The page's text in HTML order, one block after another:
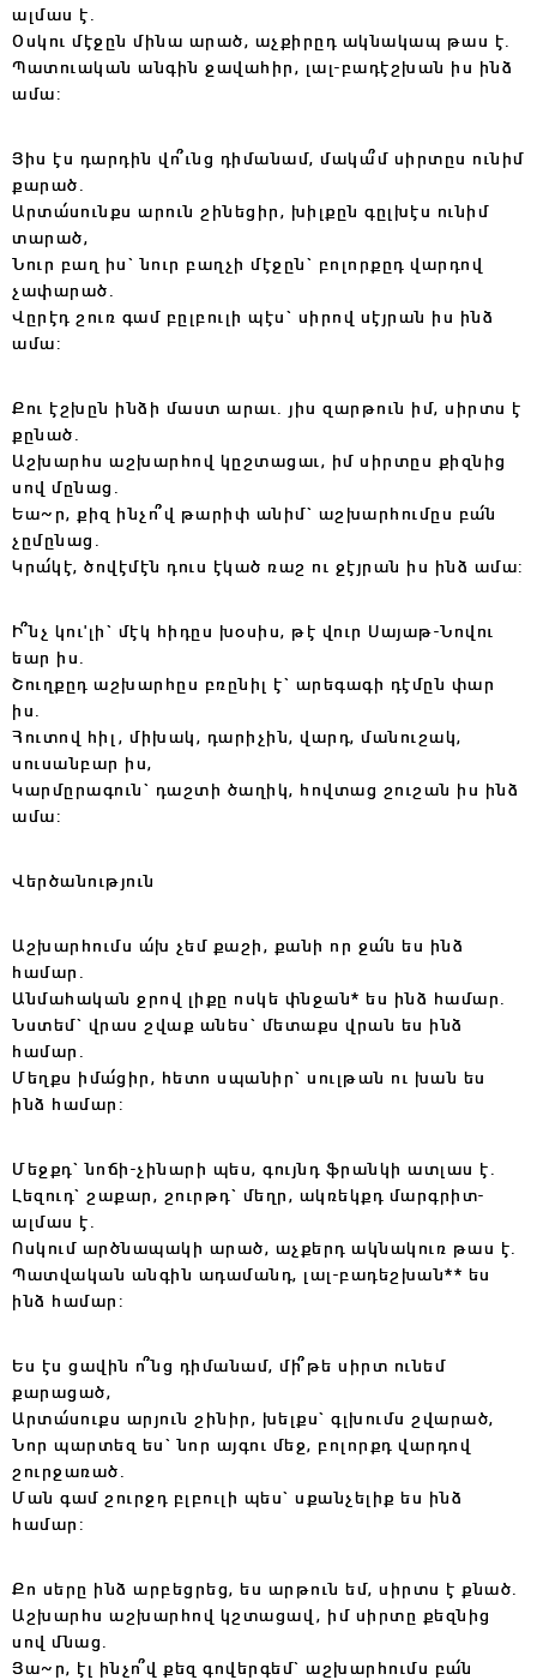
ալմաս է.
Օսկու մէջըն մինա արած, աչքիրըդ ակնակապ թաս է.
Պատուական անգին ջավահիր, լալ-բադէշխան իս ինձ
ամա:
Յիս էս դարդին վո՞ւնց դիմանամ, մակա՞մ սիրտըս ունիմ
քարած.
Արտա՛սունքս արուն շինեցիր, խիլքըն գըլխէս ունիմ
տարած,
Նուր բաղ իս` նուր բաղչի մէջըն` բոլորքըդ վարդով
չափարած.
Վըրէդ շուռ գամ բըլբուլի պէս` սիրով սէյրան իս ինձ
ամա:
Քու էշխըն ինձի մաստ արաւ. յիս զարթուն իմ, սիրտս է
քընած.
Աշխարհս աշխարհով կըշտացաւ, իմ սիրտըս քիզնից
սով մընաց.
Եա~ր, քիզ ինչո՞վ թարիփ անիմ` աշխարհումըս բա՛ն
չըմընաց.
Կրա՛կէ, ծովէմէն դուս էկած ռաշ ու ջէյրան իս ինձ ամա:
Ի՞նչ կու'լի` մէկ հիդըս խօսիս, թէ վուր Սայաթ-Նովու
եար իս.
Շուղքըդ աշխարհըս բռընիլ է` արեգագի դէմըն փար
իս.
Հուտով հիլ, միխակ, դարիչին, վարդ, մանուշակ,
սուսանբար իս,
Կարմըրագուն` դաշտի ծաղիկ, հովտաց շուշան իս ինձ
ամա:
Վերծանություն
Աշխարհումս ա՛խ չեմ քաշի, քանի որ ջա՛ն ես ինձ
համար.
Անմահական ջրով լիքը ոսկե փնջան* ես ինձ համար.
Նստեմ` վրաս շվաք անես` մետաքս վրան ես ինձ
համար.
Մեղքս իմա՛ցիր, հետո սպանիր` սուլթան ու խան ես
ինձ համար:
Մեջքդ` նոճի-չինարի պես, գույնդ ֆրանկի ատլաս է.
Լեզուդ` շաքար, շուրթդ` մեղր, ակռեկքդ մարգրիտ-
ալմաս է.
Ոսկում արծնապակի արած, աչքերդ ակնակուռ թաս է.
Պատվական անգին ադամանդ, լալ-բադեշխան** ես
ինձ համար:
Ես էս ցավին ո՞նց դիմանամ, մի՞թե սիրտ ունեմ
քարացած,
Արտա՛սուքս արյուն շինիր, խելքս` գլխումս շվարած,
Նոր պարտեզ ես` նոր այգու մեջ, բոլորքդ վարդով
շուրջառած.
Ման գամ շուրջդ բլբուլի պես` սքանչելիք ես ինձ
համար:
Քո սերը ինձ արբեցրեց, ես արթուն եմ, սիրտս է քնած.
Աշխարհս աշխարհով կշտացավ, իմ սիրտը քեզնից
սով մնաց.
Յա~ր, էլ ինչո՞վ քեզ գովերգեմ` աշխարհումս բա՛ն